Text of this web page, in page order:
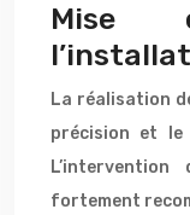
Mise
La réalisation
précision et
fortement